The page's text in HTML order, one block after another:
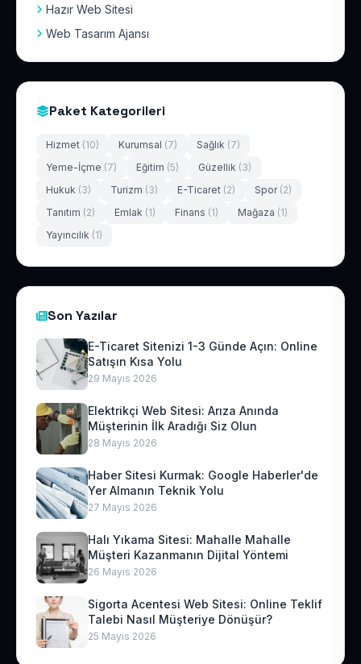
Hazır Web Sitesi
Web Tasarım Ajansı
Paket Kategorileri
Hizmet (10) Kurumsal (7) Sağlık (7)
Yeme-İçme (7) Eğitim (5) Güzellik (3)
Hukuk (3) Turizm (3) E-Ticaret (2) Spor (2)
Tanıtım (2) Emlak (1) Finans (1) Mağaza (1)
Yayıncılık (1)
Son Yazılar
E-Ticaret Sitenizi 1-3 Günde Açın: Online
Satışın Kısa Yolu
29 Mayıs 2026
Elektrikçi Web Sitesi: Arıza Anında
Müşterinin İlk Aradığı Siz Olun
28 Mayıs 2026
Haber Sitesi Kurmak: Google Haberler'de
Yer Almanın Teknik Yolu
27 Mayıs 2026
Halı Yıkama Sitesi: Mahalle Mahalle
Müşteri Kazanmanın Dijital Yöntemi
26 Mayıs 2026
Sigorta Acentesi Web Sitesi: Online Teklif
Talebi Nasıl Müşteriye Dönüşür?
25 Mayıs 2026